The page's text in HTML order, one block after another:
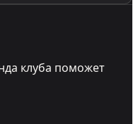
клуба поможет